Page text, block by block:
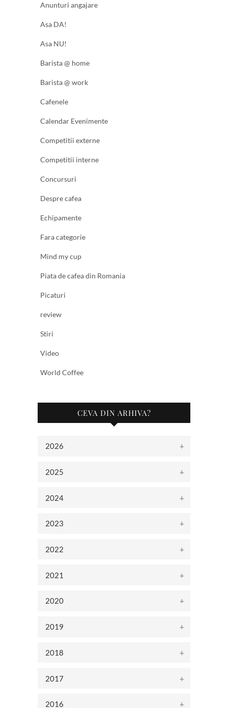
Anunturi angajare
Asa DA!
Asa NU!
Barista @ home
Barista @ work
Cafenele
Calendar Evenimente
Competitii externe
Competitii interne
Concursuri
Despre cafea
Echipamente
Fara categorie
Mind my cup
Piata de cafea din Romania
Picaturi
review
Stiri
Video
World Coffee
CEVA DIN ARHIVA?
2026
2025
2024
2023
2022
2021
2020
2019
2018
2017
2016